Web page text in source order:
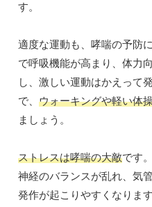
す。
適度な運動も、哮喘の予防
で呼吸機能が高まり、体力
し、激しい運動はかえって
で、 ウォーキングや軽い体
ましょう。
ストレスは哮喘の大敵です
神経のバランスが乱れ、気
発作が起こりやすくなりま